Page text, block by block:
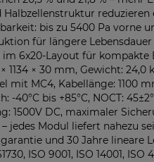
Halbzellenstruktur
bis zu 5400 Pa vorne
für längere
6x20-Layout für kompakte
1134 × 30 mm, Gewicht: 24,0
mit MC4, Kabellänge: 1100
40°C bis +85°C, NOCT:
1500V DC, maximaler
jedes Modul liefert nahezu
und 30 Jahre lineare
ISO 9001, ISO 14001,